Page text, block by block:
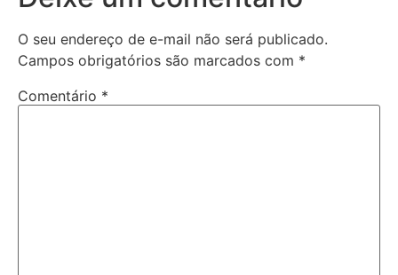
O seu endereço de e-mail não será publicado.
Campos obrigatórios são marcados com *
Comentário *